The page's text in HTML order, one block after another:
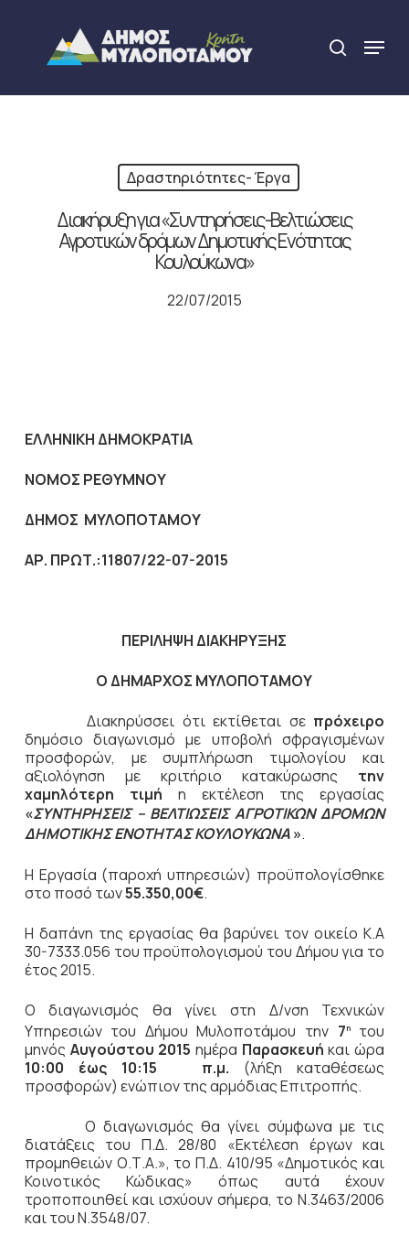
content
search
Menu
Δραστηριότητες- Έργα
Διακήρυξη για «Συντηρήσεις-Βελτιώσεις
Αγροτικών δρόμων Δημοτικής Ενότητας
Κουλούκωνα»
22/07/2015
ΕΛΛΗΝΙΚΗ ΔΗΜΟΚΡΑΤΙΑ
ΝΟΜΟΣ ΡΕΘΥΜΝΟΥ
ΔΗΜΟΣ ΜΥΛΟΠΟΤΑΜΟΥ
ΑΡ. ΠΡΩΤ.:11807/22-07-2015
ΠΕΡΙΛΗΨΗ ΔΙΑΚΗΡΥΞΗΣ
Ο ΔΗΜΑΡΧΟΣ ΜΥΛΟΠΟΤΑΜΟΥ
Διακηρύσσει ότι εκτίθεται σε πρόχειρο
δημόσιο διαγωνισμό με υποβολή σφραγισμένων
προσφορών, με συμπλήρωση τιμολογίου και
αξιολόγηση με κριτήριο κατακύρωσης την
χαμηλότερη τιμή η εκτέλεση της εργασίας
«ΣΥΝΤΗΡΗΣΕΙΣ – ΒΕΛΤΙΩΣΕΙΣ ΑΓΡΟΤΙΚΩΝ ΔΡΟΜΩΝ
ΔΗΜΟΤΙΚΗΣ ΕΝΟΤΗΤΑΣ ΚΟΥΛΟΥΚΩΝΑ».
Η Εργασία (παροχή υπηρεσιών) προϋπολογίσθηκε
στο ποσό των55.350,00€.
Η δαπάνη της εργασίας θα βαρύνει τον οικείο Κ.Α
30-7333.056 του προϋπολογισμού του Δήμου για το
έτος 2015.
Ο διαγωνισμός θα γίνει στη Δ/νση Τεχνικών
Υπηρεσιών του Δήμου Μυλοποτάμου την 7ητου
μηνός Αυγούστου 2015 ημέρα Παρασκευή και ώρα
10:00 έως 10:15 π.μ. (λήξη καταθέσεως
προσφορών) ενώπιον της αρμόδιας Επιτροπής.
Ο διαγωνισμός θα γίνει σύμφωνα με τις
διατάξεις του Π.Δ. 28/80 «Εκτέλεση έργων και
προμηθειών Ο.Τ.Α.», το Π.Δ. 410/95 «Δημοτικός και
Κοινοτικός Κώδικας» όπως αυτά έχουν
τροποποιηθεί και ισχύουν σήμερα, το Ν.3463/2006
και του Ν.3548/07.
Close